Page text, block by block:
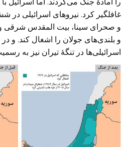
را آمادۀ جنگ می‌کردند. اما اسرائیل
غافلگیر کرد. نیروهای اسرائیلی در
و صحرای سینا، بیت المقدس شرقی و
و بلندی‌های جولان را اشغال کند. و
اسرائیلی‌ها در تنگۀ تیران نیز به